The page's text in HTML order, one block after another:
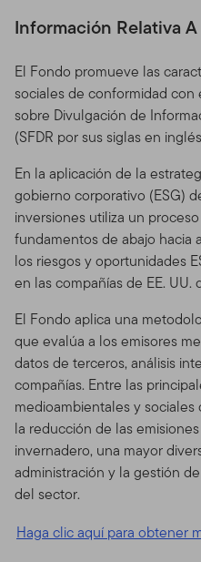
Información Relativa
El Fondo promueve las
sociales de conformidad
sobre Divulgación de
(SFDR por sus siglas en
En la aplicación de la
gobierno corporativo (ESG)
inversiones utiliza un
fundamentos de abajo hacia
los riesgos y oportunidades
en las compañías de EE.
El Fondo aplica una
que evalúa a los emisores
datos de terceros, análisis
compañías. Entre las
medioambientales y
la reducción de las
invernadero, una mayor
administración y la gestión
del sector.
Haga clic aquí para obtener